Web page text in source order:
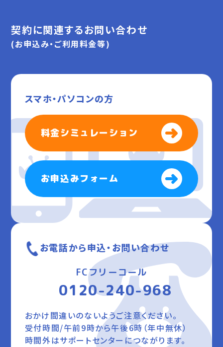
契約に関連するお問い合わせ
(お申込み・ご利用料金等)
スマホ・パソコンの方
料金シミュレーション
お申込みフォーム
お電話から申込・お問い合わせ
FCフリーコール
0120-240-968
おかけ間違いのないようご注意ください。
受付時間/午前9時から午後6時（年中無休）
時間外はサポートセンターにつながります。